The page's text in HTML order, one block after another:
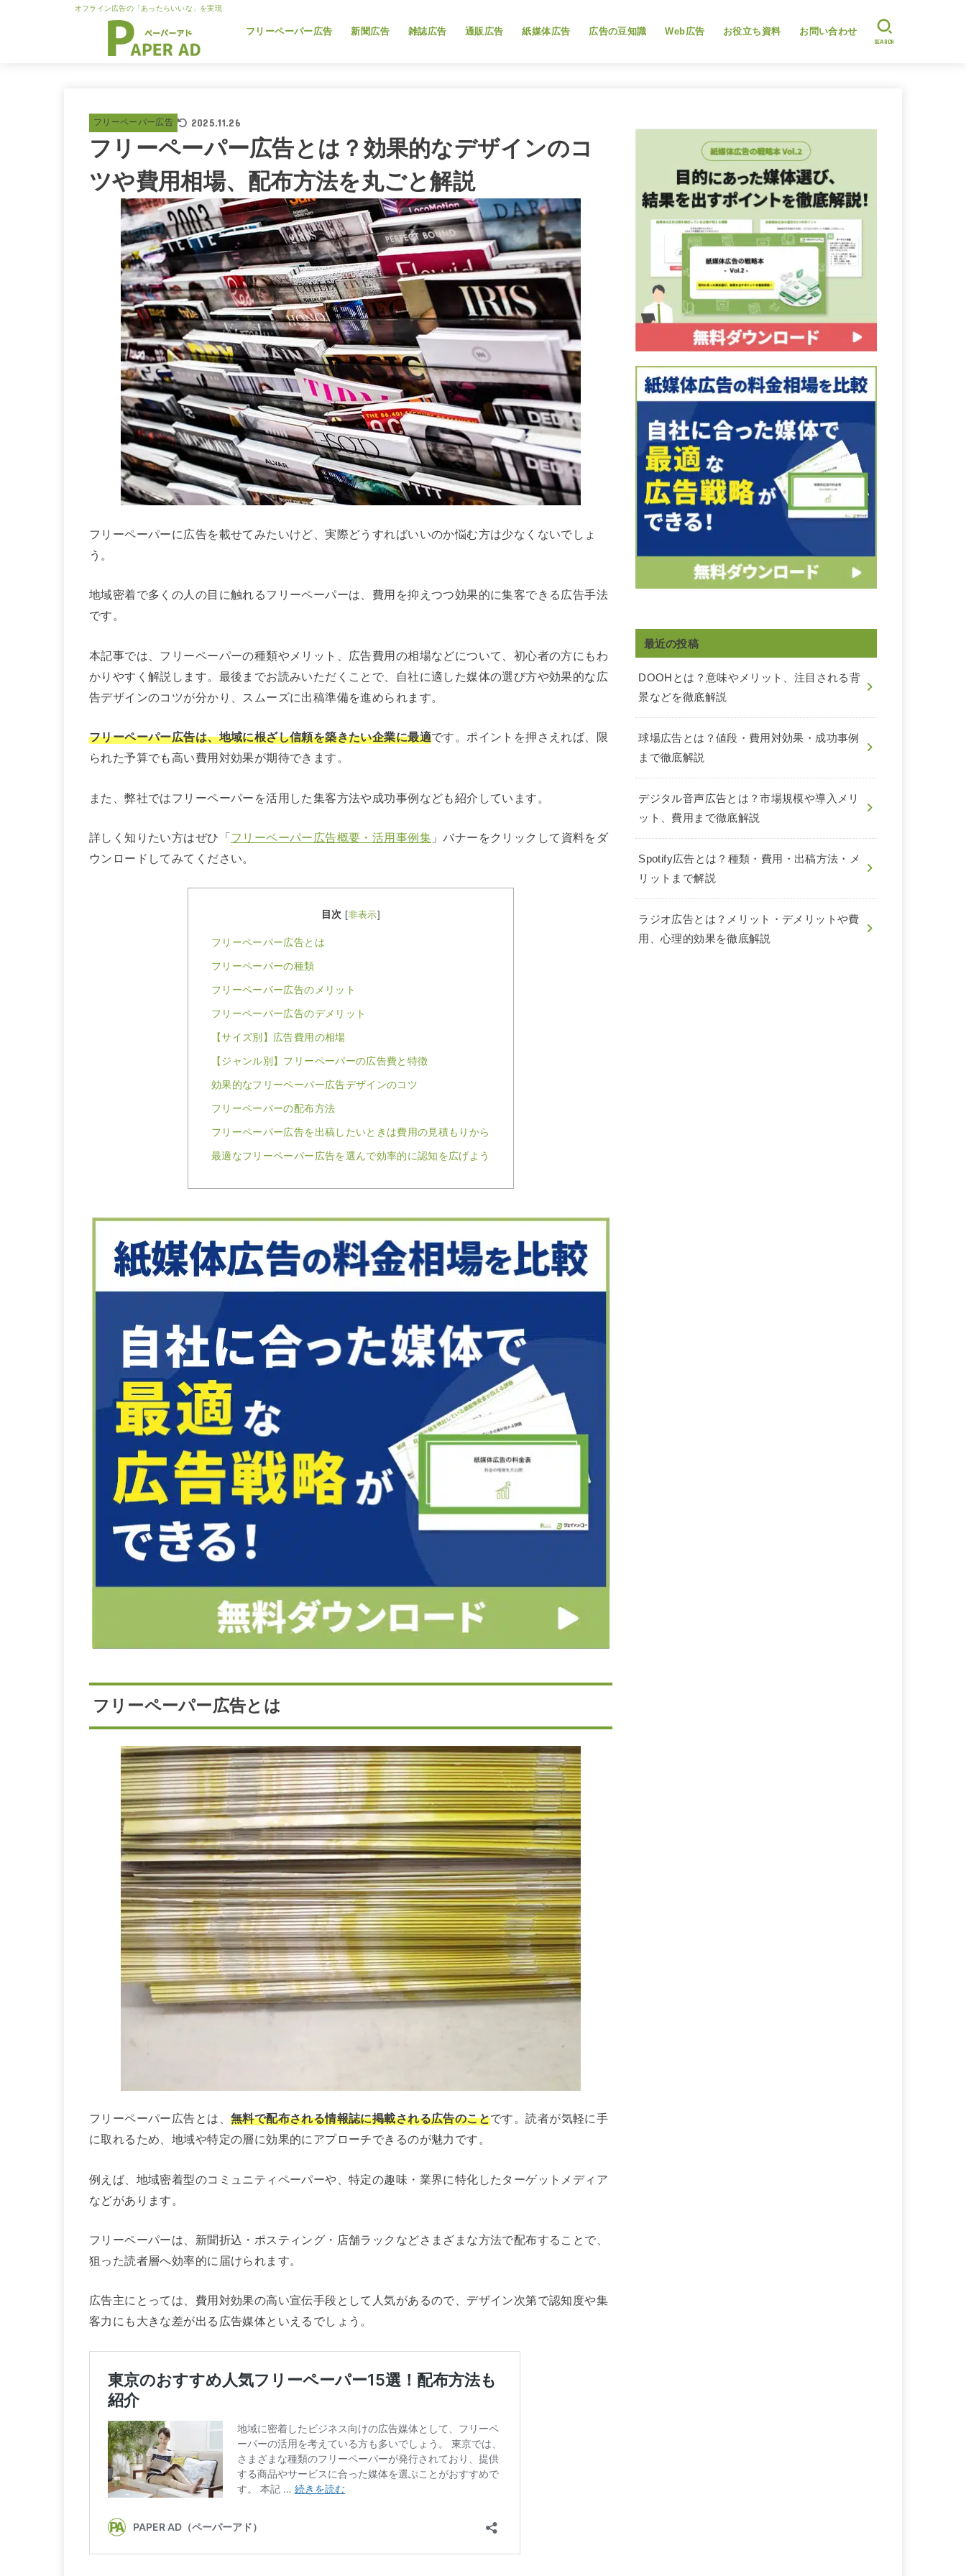
オフライン広告の「あったらいいな」を実現
フリーペーパー広告 新聞広告 雑誌広告 通販広告 紙媒体広告 広告の豆知識 Web広告 お役立ち資料 お問い合わせ
SEARCH
フリーペーパー広告 2025.11.26
フリーペーパー広告とは？効果的なデザインのコ
ツや費用相場、配布方法を丸ごと解説
フリーペーパーに広告を載せてみたいけど、実際どうすればいいのか悩む方は少なくないでしょ
う。
地域密着で多くの人の目に触れるフリーペーパーは、費用を抑えつつ効果的に集客できる広告手法
です。
本記事では、フリーペーパーの種類やメリット、広告費用の相場などについて、初心者の方にもわ
かりやすく解説します。最後までお読みいただくことで、自社に適した媒体の選び方や効果的な広
告デザインのコツが分かり、スムーズに出稿準備を進められます。
フリーペーパー広告は、地域に根ざし信頼を築きたい企業に最適です。ポイントを押さえれば、限
られた予算でも高い費用対効果が期待できます。
また、弊社ではフリーペーパーを活用した集客方法や成功事例なども紹介しています。
詳しく知りたい方はぜひ「フリーペーパー広告概要・活用事例集」バナーをクリックして資料をダ
ウンロードしてみてください。
目次 非表示
フリーペーパー広告とは
フリーペーパーの種類
フリーペーパー広告のメリット
フリーペーパー広告のデメリット
【サイズ別】広告費用の相場
【ジャンル別】フリーペーパーの広告費と特徴
効果的なフリーペーパー広告デザインのコツ
フリーペーパーの配布方法
フリーペーパー広告を出稿したいときは費用の見積もりから
最適なフリーペーパー広告を選んで効率的に認知を広げよう
フリーペーパー広告とは
フリーペーパー広告とは、 無料で配布される情報誌に掲載される広告のことです。読者が気軽に手
に取れるため、地域や特定の層に効果的にアプローチできるのが魅力です。
例えば、地域密着型のコミュニティペーパーや、特定の趣味・業界に特化したターゲットメディア
などがあります。
フリーペーパーは、新聞折込・ポスティング・店舗ラックなどさまざまな方法で配布することで、
狙った読者層へ効率的に届けられます。
広告主にとっては、費用対効果の高い宣伝手段として人気があるので、デザイン次第で認知度や集
客力にも大きな差が出る広告媒体といえるでしょう。
最近の投稿
DOOHとは？意味やメリット、注目される背
景などを徹底解説
球場広告とは？値段・費用対効果・成功事例
まで徹底解説
デジタル音声広告とは？市場規模や導入メリ
ット、費用まで徹底解説
Spotify広告とは？種類・費用・出稿方法・メ
リットまで解説
ラジオ広告とは？メリット・デメリットや費
用、心理的効果を徹底解説